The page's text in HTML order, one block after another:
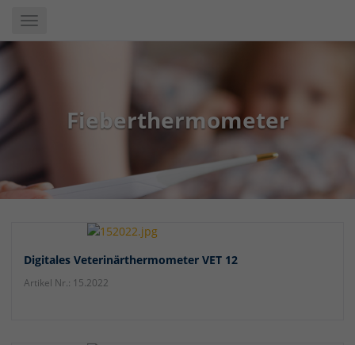
main
Toggle
navigation
Fieberthermometer
Digitales Veterinärthermometer VET 12
Artikel Nr.: 15.2022